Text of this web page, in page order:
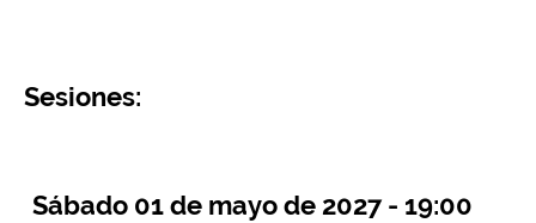
Sesiones:
Sábado 01 de mayo de 2027 - 19:00